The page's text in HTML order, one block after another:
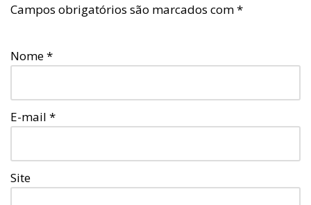
Campos obrigatórios são marcados com*
Nome*
E-mail *
Site